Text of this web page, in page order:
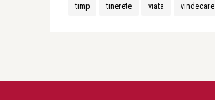
timp tinerete viata vindecare